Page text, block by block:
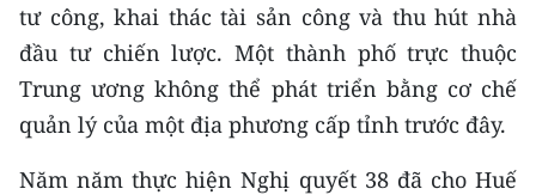
tư công, khai thác tài sản công và thu hút nhà
đầu tư chiến lược. Một thành phố trực thuộc
Trung ương không thể phát triển bằng cơ chế
quản lý của một địa phương cấp tỉnh trước đây.
Năm năm thực hiện Nghị quyết 38 đã cho Huế